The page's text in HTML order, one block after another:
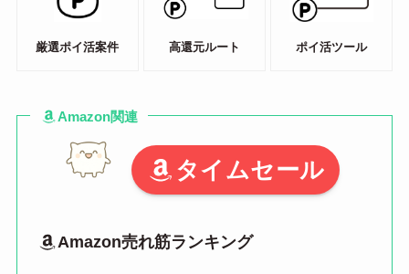
厳選ポイ活案件 高還元ルート ポイ活ツール
Amazon関連
タイムセール
Amazon売れ筋ランキング